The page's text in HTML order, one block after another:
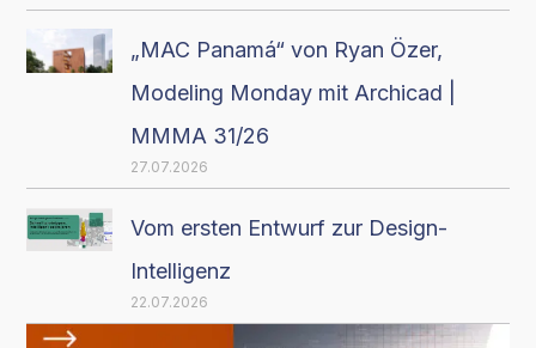
„MAC Panamá“ von Ryan Özer,
Modeling Monday mit Archicad |
MMMA 31/26
27.07.2026
Vom ersten Entwurf zur Design-
Intelligenz
22.07.2026